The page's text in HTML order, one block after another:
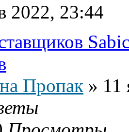
2022, 23:44
Пропак » 11